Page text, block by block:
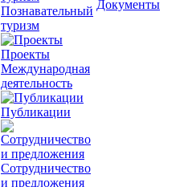
Познавательный
туризм
Проекты
Международная
деятельность
Публикации
Сотрудничество
и предложения
Документы